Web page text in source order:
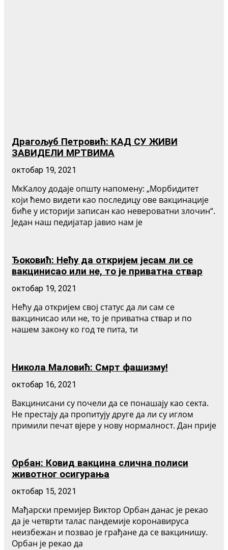
Драгољуб Петровић: КАД СУ ЖИВИ
ЗАВИДЕЛИ МРТВИМА
октобар 19, 2021
МкКалоу додаје општу напомену: „Морбидитет
који ћемо видети као последицу ове вакцинације
биће у историји записан као невероватни злочин“.
Један наш педијатар јавио нам је
Ђоковић: Нећу да откријем јесам ли се
вакцинисао или не, то је приватна ствар
октобар 19, 2021
Нећу да откријем свој статус да ли сам се
вакцинисао или не, то је приватна ствар и по
нашем закону ко год те пита, ти
Никола Маловић: Смрт фашизму!
октобар 16, 2021
Вакцинисани су почели да се понашају као секта.
Не престају да пропитују друге да ли су иглом
примили печат вјере у нову нормалност. Дан прије
Орбан: Ковид вакцина слична полиси
животног осигурања
октобар 15, 2021
Мађарски премијер Виктор Орбан данас је рекао
да је четврти талас пандемије коронавируса
неизбежан и позвао је грађане да се вакцинишу.
Орбан је рекао да